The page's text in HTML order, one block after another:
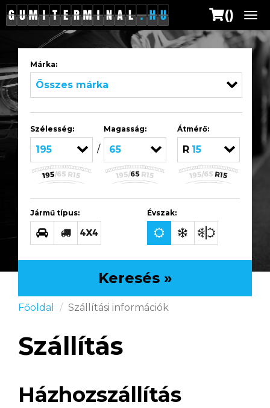
()
Márka:
Összes márka
Szélesség:
195 /
Magasság:
65
Átmérő:
R15
Jármű típus: Évszak:
Keresés »
Főoldal Szállítási információk
Szállítás
Házhozszállítás